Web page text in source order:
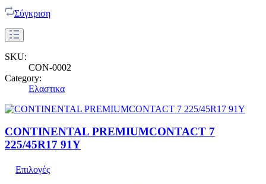
Σύγκριση
SKU:
CON-0002
Category:
Ελαστικα
CONTINENTAL PREMIUMCONTACT 7
225/45R17 91Y
Επιλογές